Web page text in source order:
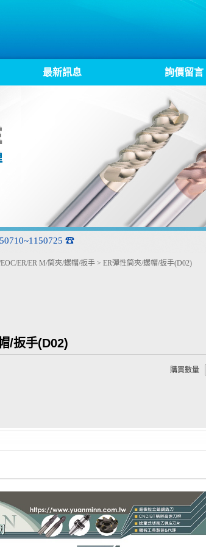
最新訊息 詢價留言
☎
ER/ER M/筒夾/螺帽/扳手 > ER彈性筒夾/螺帽/扳手(D02)
/扳手(D02)
購買數量